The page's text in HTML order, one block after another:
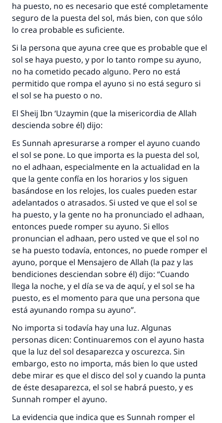
ha puesto, no es necesario que esté completamente
seguro de la puesta del sol, más bien, con que sólo
lo crea probable es suficiente.
Si la persona que ayuna cree que es probable que el
sol se haya puesto, y por lo tanto rompe su ayuno,
no ha cometido pecado alguno. Pero no está
permitido que rompa el ayuno si no está seguro si
el sol se ha puesto o no.
El Sheij Ibn ‘Uzaymin (que la misericordia de Allah
descienda sobre él) dijo:
Es Sunnah apresurarse a romper el ayuno cuando
el sol se pone. Lo que importa es la puesta del sol,
no el adhaan, especialmente en la actualidad en la
que la gente confía en los horarios y los siguen
basándose en los relojes, los cuales pueden estar
adelantados o atrasados. Si usted ve que el sol se
ha puesto, y la gente no ha pronunciado el adhaan,
entonces puede romper su ayuno. Si ellos
pronuncian el adhaan, pero usted ve que el sol no
se ha puesto todavía, entonces, no puede romper el
ayuno, porque el Mensajero de Allah (la paz y las
bendiciones desciendan sobre él) dijo: “Cuando
llega la noche, y el día se va de aquí, y el sol se ha
puesto, es el momento para que una persona que
está ayunando rompa su ayuno”.
No importa si todavía hay una luz. Algunas
personas dicen: Continuaremos con el ayuno hasta
que la luz del sol desaparezca y oscurezca. Sin
embargo, esto no importa, más bien lo que usted
debe mirar es que el disco del sol y cuando la punta
de éste desaparezca, el sol se habrá puesto, y es
Sunnah romper el ayuno.
La evidencia que indica que es Sunnah romper el
La respuesta no. 110845 salvó un
matrimonio.
Desde la Q hasta la A, su contribución ayuda a
IslamQA.
Profeta ﷺ dijo:
"Una persona que orienta a otros a hacer el
bien obtendrá la misma recompensa que
aquellos que lo realicen."
(MUSLIM, 1893)
Contribuir